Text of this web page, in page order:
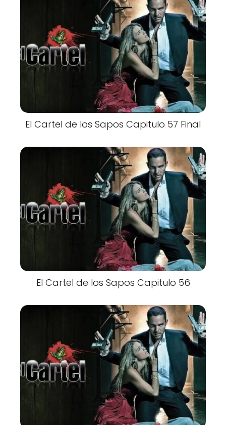
El Cartel de los Sapos Capitulo 57 Final
El Cartel de los Sapos Capitulo 56